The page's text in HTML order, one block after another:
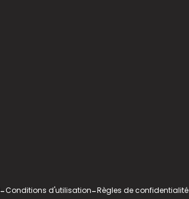
-Conditions d'utilisation-Règles de confidentialité